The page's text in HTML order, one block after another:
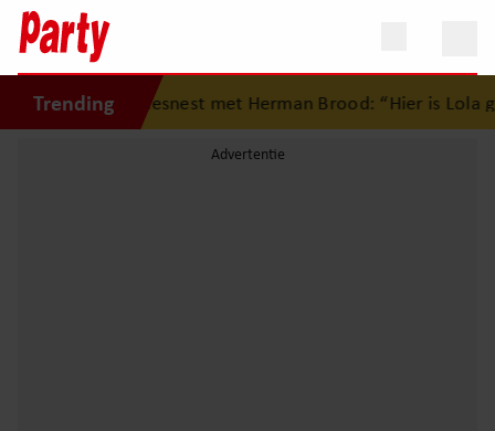
Trending
op eerste liefdesnest met Herman Brood: “Hier is Lola